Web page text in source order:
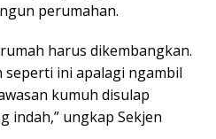
perumahan.
harus dikembangkan.
seperti ini apalagi ngambil
kumuh disulap
indah,” ungkap Sekjen